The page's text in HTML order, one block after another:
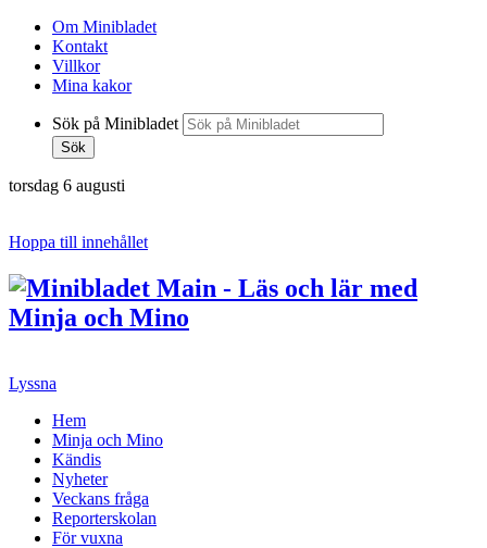
Om Minibladet
Kontakt
Villkor
Mina kakor
Sök på Minibladet
Sök
torsdag 6 augusti
Hoppa till innehållet
Lyssna
Hem
Minja och Mino
Kändis
Nyheter
Veckans fråga
Reporterskolan
För vuxna